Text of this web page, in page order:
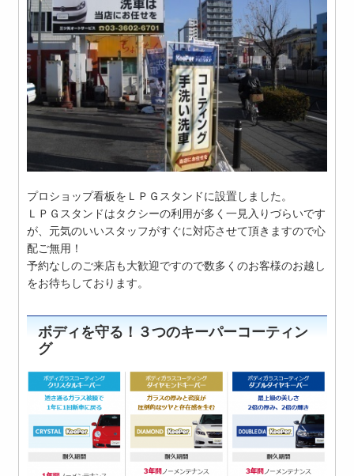
プロショップ看板をＬＰＧスタンドに設置しました。
ＬＰＧスタンドはタクシーの利用が多く一見入りづらいです
が、元気のいいスタッフがすぐに対応させて頂きますので心
配ご無用！
予約なしのご来店も大歓迎ですので数多くのお客様のお越し
をお待ちしております。
ボディを守る！３つのキーパーコーティン
グ